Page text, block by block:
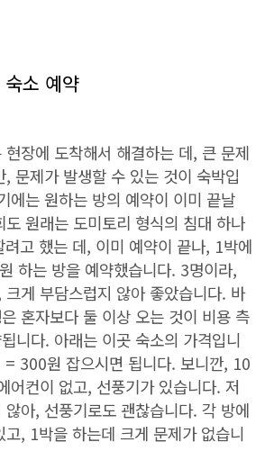
소 예약
장에 도착해서 해결하는 데, 큰 문제
문제가 발생할 수 있는 것이 숙박입
에는 원하는 방의 예약이 이미 끝날
도 원래는 도미토리 형식의 침대 하나
고 했는 데, 이미 예약이 끝나, 1박에
하는 방을 예약했습니다. 3명이라,
크게 부담스럽지 않아 좋았습니다. 바
혼자보다 둘 이상 오는 것이 비용 측
니다. 아래는 이곳 숙소의 가격입니
300원 잡으시면 됩니다. 보니깐, 10
어컨이 없고, 선풍기가 있습니다. 저
아, 선풍기로도 괜찮습니다. 각 방에
, 1박을 하는데 크게 문제가 없습니